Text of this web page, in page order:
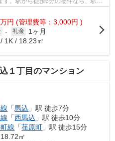
万円 (管理費等：3,000円 )
- 礼金
1ヶ月
1K / 18.23㎡
１丁目のマンション
「馬込 」駅 徒歩7分
「西馬込 」駅 徒歩10分
線 「荏原町 」駅 徒歩15分
㎡